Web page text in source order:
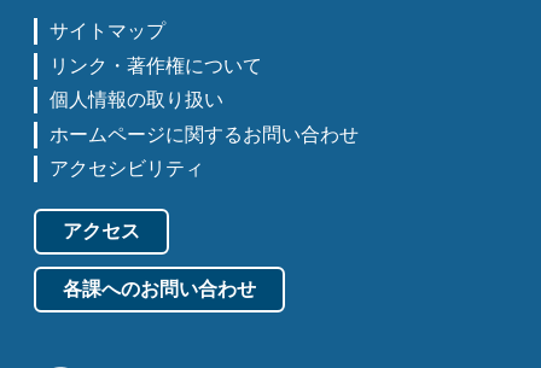
サイトマップ
リンク・著作権について
個人情報の取り扱い
ホームページに関するお問い合わせ
アクセシビリティ
アクセス
各課へのお問い合わせ